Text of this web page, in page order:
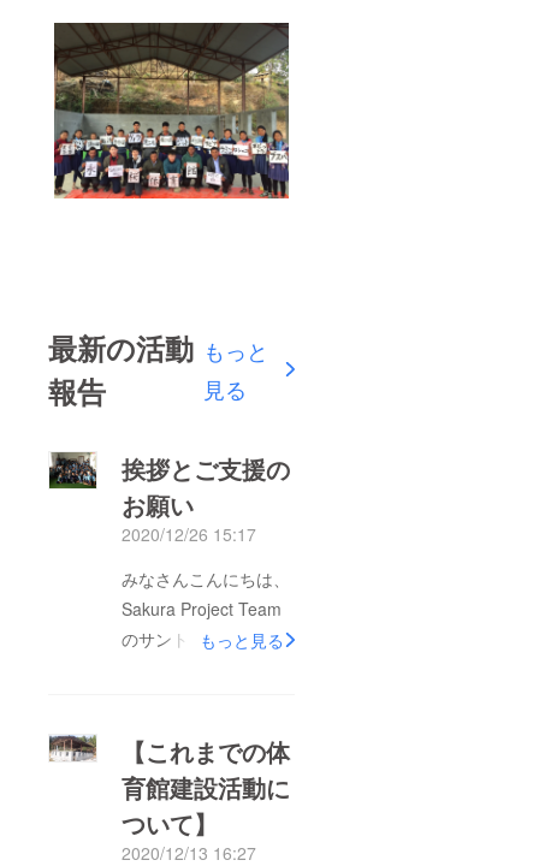
最新の活動
報告
もっと
見る
挨拶とご支援の
お願い
2020/12/26 15:17
みなさんこんにちは、
Sakura Project Team
のサントスと申しま
体育館の建設、②学生
さんたちのため教育
キャンプと③日本では
SPT Talkイベントを開
もっと見る
【これまでの体
育館建設活動に
ついて】
2020/12/13 16:27